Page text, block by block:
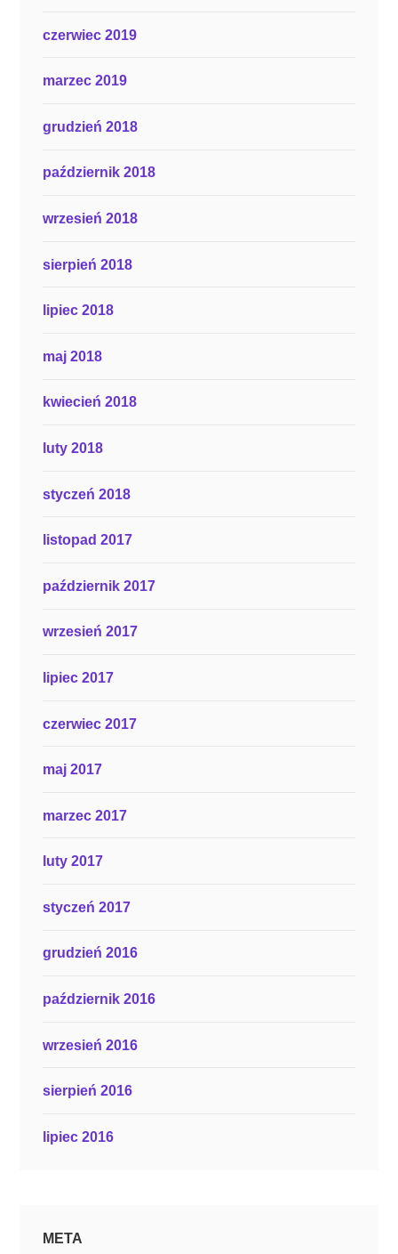
czerwiec 2019
marzec 2019
grudzień 2018
październik 2018
wrzesień 2018
sierpień 2018
lipiec 2018
maj 2018
kwiecień 2018
luty 2018
styczeń 2018
listopad 2017
październik 2017
wrzesień 2017
lipiec 2017
czerwiec 2017
maj 2017
marzec 2017
luty 2017
styczeń 2017
grudzień 2016
październik 2016
wrzesień 2016
sierpień 2016
lipiec 2016
META